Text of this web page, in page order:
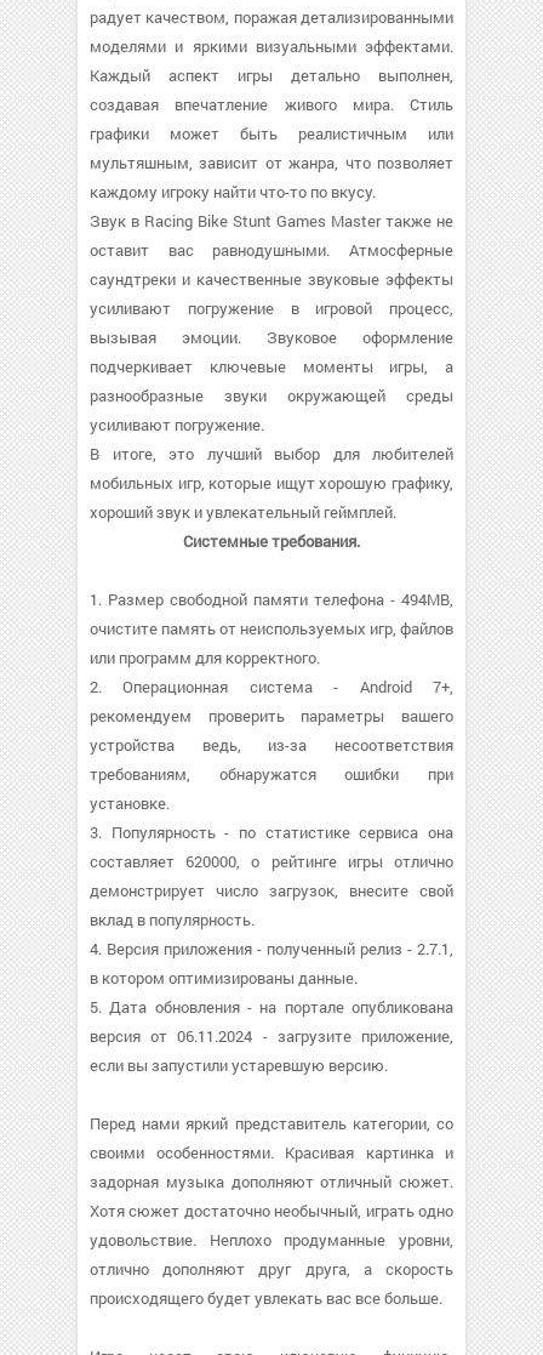
радует качеством, поражая детализированными
моделями и яркими визуальными эффектами.
Каждый аспект игры детально выполнен,
создавая впечатление живого мира. Стиль
графики может быть реалистичным или
мультяшным, зависит от жанра, что позволяет
каждому игроку найти что-то по вкусу.
Звук в Racing Bike Stunt Games Master также не
оставит вас равнодушными. Атмосферные
саундтреки и качественные звуковые эффекты
усиливают погружение в игровой процесс,
вызывая эмоции. Звуковое оформление
подчеркивает ключевые моменты игры, а
разнообразные звуки окружающей среды
усиливают погружение.
В итоге, это лучший выбор для любителей
мобильных игр, которые ищут хорошую графику,
хороший звук и увлекательный геймплей.
Системные требования.
1. Размер свободной памяти телефона - 494MB,
очистите память от неиспользуемых игр, файлов
или программ для корректного.
2. Операционная система - Android 7+,
рекомендуем проверить параметры вашего
устройства ведь, из-за несоответствия
требованиям, обнаружатся ошибки при
установке.
3. Популярность - по статистике сервиса она
составляет 620000, о рейтинге игры отлично
демонстрирует число загрузок, внесите свой
вклад в популярность.
4. Версия приложения - полученный релиз - 2.7.1,
в котором оптимизированы данные.
5. Дата обновления - на портале опубликована
версия от 06.11.2024 - загрузите приложение,
если вы запустили устаревшую версию.
Перед нами яркий представитель категории, со
своими особенностями. Красивая картинка и
задорная музыка дополняют отличный сюжет.
Хотя сюжет достаточно необычный, играть одно
удовольствие. Неплохо продуманные уровни,
отлично дополняют друг друга, а скорость
происходящего будет увлекать вас все больше.